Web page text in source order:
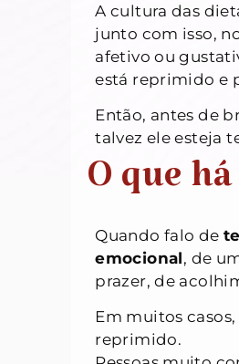
A cultura das
junto com isso,
afetivo ou
está reprimido e
Então, antes de
talvez ele esteja
O que
Quando falo de
emocional, de
prazer, de
Em muitos
reprimido.